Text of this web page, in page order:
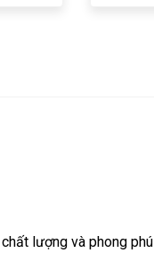
lượng và phong phú